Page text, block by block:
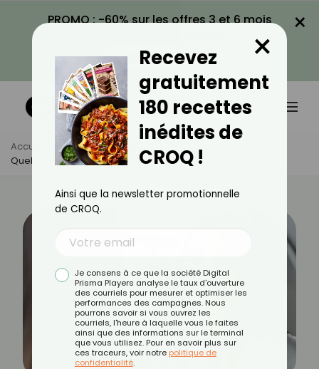
PROMO : -60% sur les offres 3 et 6 mois
VOIR LA PROMO
×
Accueil Actus
Beauté
Quel Est Le Bon Ordre Pour Se Maquiller ?
Recevez
gratuitement
180 recettes
inédites de
CROQ !
×
Ainsi que la newsletter promotionnelle
de CROQ.
Je consens à ce que la société Digital
Prisma Players analyse le taux d'ouverture
des courriels pour mesurer et optimiser les
performances des campagnes. Nous
pourrons savoir si vous ouvrez les
courriels, l'heure à laquelle vous le faites
ainsi que des informations sur le terminal
que vous utilisez. Pour en savoir plus sur
ces traceurs, voir notre politique de
confidentialité.